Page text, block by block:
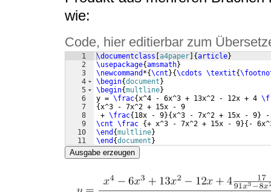
wie:
Code, hier editierbar zum
1
2
3
4
5
6
7
8
9
10
11
\documentclass a4paper {article}
\usepackage{amsmath}
\newcommand *{\cnt }{\cdots \textit{
\begin{document }
\begin{multline}
y = \frac{x^4 - 6x^3 + 13x^2 - 12x + 4
{x^3 - 7x^2 + 15x - 9
+ \frac{ 18x - 9}{x^3 - 7x^2 + 15x - 9} -
\cnt \frac {+ x^3 - 7x^2 + 15x - 9}{ -
\end {multline}
\end {document }
Ausgabe erzeugen